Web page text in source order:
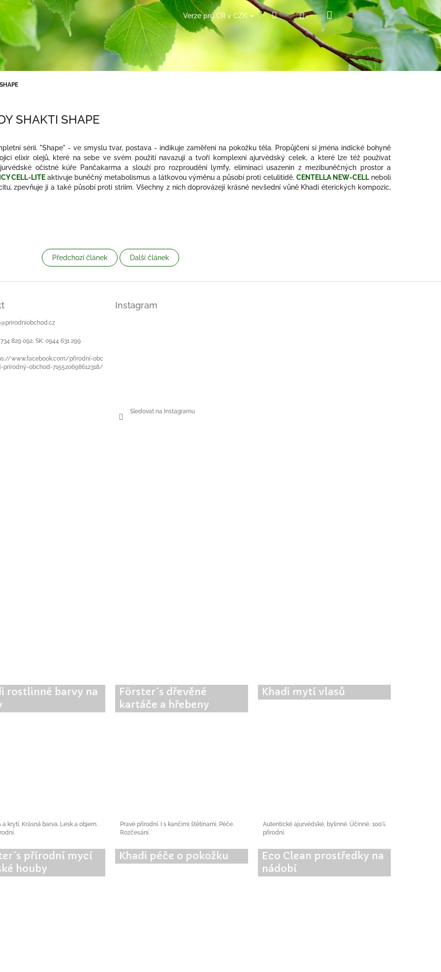
Verze pro ČR v CZK HledatPřihlášeníNákupní
košík
SHAKTI SHAPE
sérii. "Shape" - ve smyslu tvar, postava - indikuje zaměření na pokožku těla. Propůjčení si jména indické bohyně
elixír olejů, které na sebe ve svém použití navazují a tvoří komplexní ajurvédský celek, a které lze též používat
očistné kúře Pančakarma a slouží pro rozproudění lymfy, eliminaci usazenin z mezibuněčných prostor a
CELL-LITEaktivuje buněčný metabolismus a látkovou výměnu a působí proti celulitidě. CENTELLA NEW-CELLneboli
zpevňuje ji a také působí proti striím. Všechny z nich doprovázejí krásné nevšední vůně Khadi éterických kompozic,
Předchozí článek Další článek
@prirodniobchod.cz
829 092, SK: 0944 631 299
www.facebook.com/přírodní-obc
prírodný-obchod-715520698612318/
Instagram
Sledovat na Instagramu
a krytí. Krásná barva. Lesk a objem.
rostlinné barvy na
Pravé přírodní. I s kančími štětinami. Péče.
Rozčesání.
Förster´s dřevěné
kartáče a hřebeny
Autentické ajurvédské, bylinné. Účinné, 100%
přírodní.
Khadi mytí vlasů
přírodní mycí
houby
Khadi péče o pokožku
Eco Clean prostředky na
nádobí